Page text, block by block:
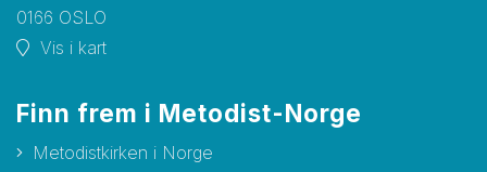
0166 OSLO
Vis i kart
Finn frem i Metodist-Norge
Metodistkirken i Norge